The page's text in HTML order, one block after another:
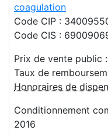
coagulation
Code CIP :
Code CIS :
Prix de vente public :
Taux de
Honoraires de
Conditionnement
2016